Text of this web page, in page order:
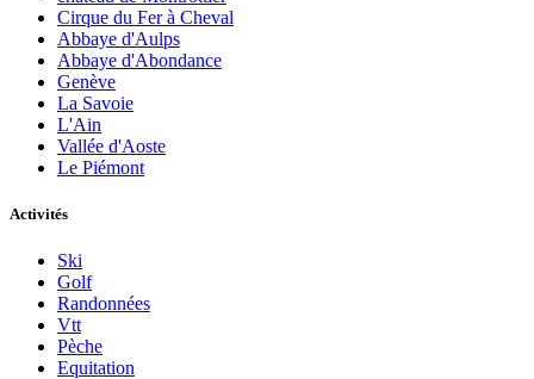
Cirque du Fer à Cheval
Abbaye d'Aulps
Abbaye d'Abondance
Genève
La Savoie
L'Ain
Vallée d'Aoste
Le Piémont
Activités
Ski
Golf
Randonnées
Vtt
Pèche
Equitation